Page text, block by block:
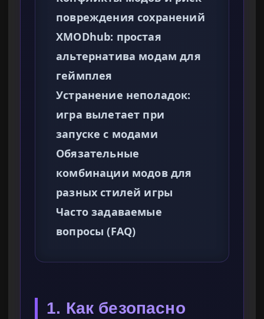
повреждения сохранений
XMODhub: простая
альтернатива модам для
геймплея
Устранение неполадок:
игра вылетает при
запуске с модами
Обязательные
комбинации модов для
разных стилей игры
Часто задаваемые
вопросы (FAQ)
1. Как безопасно